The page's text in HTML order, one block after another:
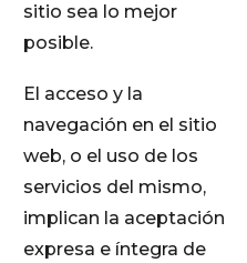
sitio sea lo mejor
posible.
El acceso y la
navegación en el sitio
web, o el uso de los
servicios del mismo,
implican la aceptación
expresa e íntegra de